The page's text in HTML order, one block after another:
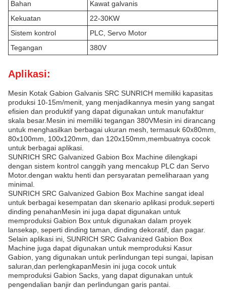
Bahan
Kawat galvanis
Kekuatan
22-30KW
Sistem kontrol
PLC, Servo Motor
Tegangan
380V
Aplikasi:
Mesin Kotak Gabion Galvanis SRC SUNRICH memiliki kapasitas
produksi 10-15m/menit, yang menjadikannya mesin yang sangat
efisien dan produktif yang dapat digunakan untuk manufaktur
skala besar.Mesin ini memiliki tegangan 380VMesin ini dirancang
untuk menghasilkan berbagai ukuran mesh, termasuk 60x80mm,
80x100mm, 100x120mm, dan 120x150mm,membuatnya cocok
untuk berbagai aplikasi.
SUNRICH SRC Galvanized Gabion Box Machine dilengkapi
dengan sistem kontrol canggih yang mencakup PLC dan Servo
Motor.dengan waktu henti dan persyaratan pemeliharaan yang
minimal.
SUNRICH SRC Galvanized Gabion Box Machine sangat ideal
untuk berbagai kesempatan dan skenario aplikasi produk.seperti
dinding penahanMesin ini juga dapat digunakan untuk
memproduksi Gabion Box untuk digunakan dalam proyek
lansekap, seperti dinding taman, dinding dekoratif, dan pagar.
Selain aplikasi ini, SUNRICH SRC Galvanized Gabion Box
Machine juga dapat digunakan untuk memproduksi Kasur
Gabion, yang digunakan untuk perlindungan tepi sungai, lapisan
saluran,dan perlengkapanMesin ini juga cocok untuk
memproduksi Gabion Sacks, yang dapat digunakan untuk
pengendalian banjir dan perlindungan garis pantai.